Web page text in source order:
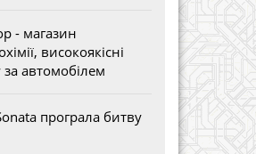
- магазин
високоякісні
автомобілем
програла битву